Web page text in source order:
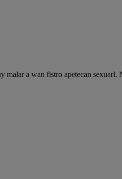
malar a wan fistro apetecan